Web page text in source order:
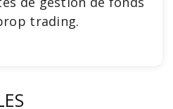
trading.